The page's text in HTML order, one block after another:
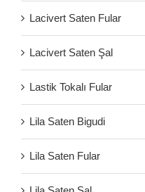
Lacivert Saten Fular
Lacivert Saten Şal
Lastik Tokalı Fular
Lila Saten Bigudi
Lila Saten Fular